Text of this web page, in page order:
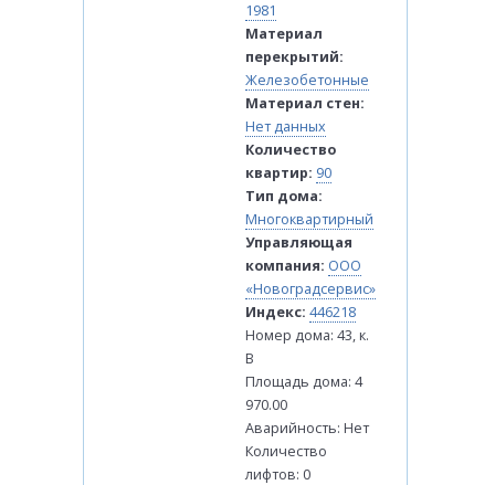
1981
Материал
перекрытий:
Железобетонные
Материал стен:
Нет данных
Количество
квартир: 90
Тип дома:
Многоквартирный
Управляющая
компания: ООО
«Новоградсервис»
Индекс: 446218
Номер дома: 43, к.
В
Площадь дома: 4
970.00
Аварийность: Нет
Количество
лифтов: 0